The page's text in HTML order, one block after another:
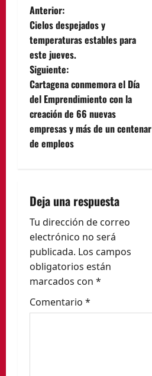
N
a
v
e
g
a
ó
n
d
e
e
Anterior:
Cielos despejados y
temperaturas estables para
este jueves.
Siguiente:
Cartagena conmemora el Día
del Emprendimiento con la
creación de 66 nuevas
empresas y más de un centenar
de empleos
Deja una respuesta
Tu dirección de correo
electrónico no será
publicada. Los campos
obligatorios están
marcados con *
Comentario *